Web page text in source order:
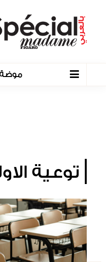
توعية